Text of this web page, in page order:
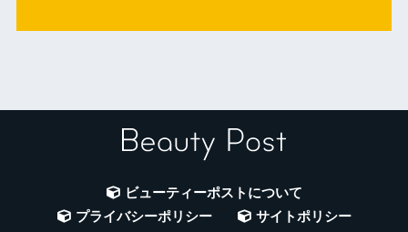
ビューティーポストについて
プライバシーポリシー
サイトポリシー